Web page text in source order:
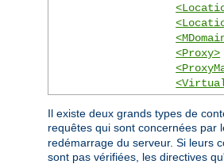
<Proxy>
Il existe deux grands types de
requêtes qui sont concernées par
redémarrage du serveur. Si leurs
sont pas vérifiées, les directives